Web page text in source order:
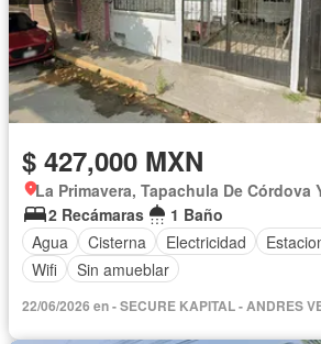
$ 427,000 MXN
La Primavera, Tapachula De Córdova
2 Recámaras
1 Baño
Agua
Cisterna Electricidad
Wifi
Sin amueblar
22/06/2026 en - SECURE KAPITAL - ANDRES